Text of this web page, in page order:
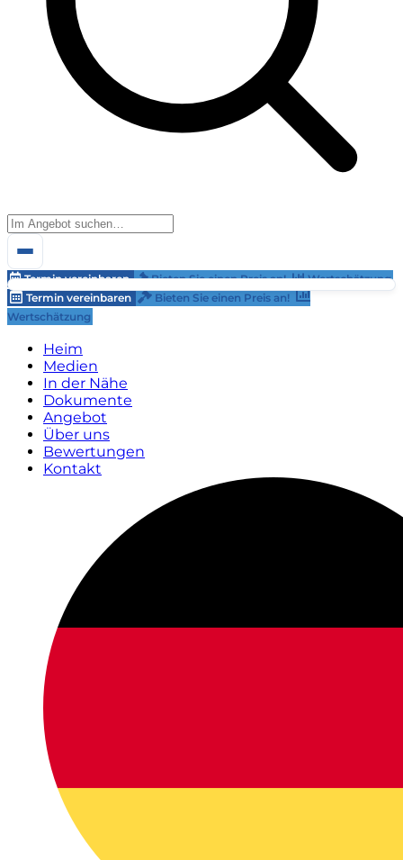
Termin vereinbaren Bieten Sie einen Preis an!
Wertschätzung
Termin vereinbaren
Bieten Sie einen Preis an!
Wertschätzung
Heim
Medien
In der Nähe
Dokumente
Angebot
Über uns
Bewertungen
Kontakt